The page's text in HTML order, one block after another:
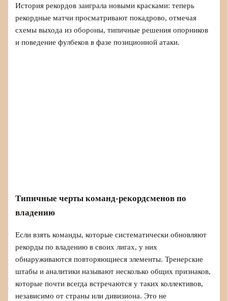
История рекордов заиграла новыми красками: теперь
рекордные матчи просматривают покадрово, отмечая
схемы выхода из обороны, типичные решения опорников
и поведение фулбеков в фазе позиционной атаки.
Типичные черты команд‑рекордсменов по
владению
Если взять команды, которые систематически обновляют
рекорды по владению в своих лигах, у них
обнаруживаются повторяющиеся элементы. Тренерские
штабы и аналитики называют несколько общих признаков,
которые почти всегда встречаются у таких коллективов,
независимо от страны или дивизиона. Это не